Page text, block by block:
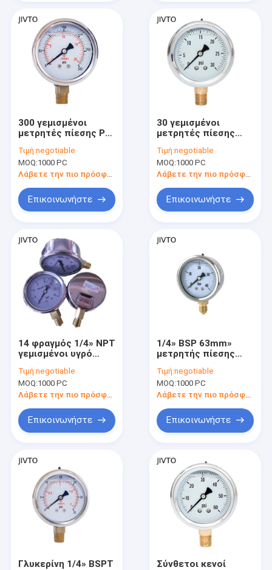
Προϊόντα
Περίπου εμείς
Γύρος εργοστασίων
Ζητήστε ένα απόσπασμα
Διαφορική συσκευή αποστολής σημάτων πίεσης
Βαλβίδα σφαίρας
Πολλαπλή βαλβίδα οργάνων
300 γεμισμένοι
μετρητές πίεσης PSI
Τιμή:negotiable
MOQ:1000 PC
Λάβετε την πιο πρόσφατη τιμή
Επικοινωνήστε
30 γεμισμένοι
μετρητές πίεσης
υγρό
Τιμή:negotiable
MOQ:1000 PC
Λάβετε την πιο πρόσφατη τιμή
Επικοινωνήστε
14 φραγμός 1/4» NPT
γεμισμένοι υγρό
ODM μετρητών
πίεσης ίντσας
Τιμή:negotiable
MOQ:1000 PC
Λάβετε την πιο πρόσφατη τιμή
Επικοινωνήστε
1/4» BSP 63mm»
μετρητής πίεσης
περίπτωση
ανοξείδωτου
φραγμών
Τιμή:negotiable
MOQ:1000 PC
Λάβετε την πιο πρόσφατη τιμή
Επικοινωνήστε
Γλυκερίνη 1/4» BSPT
Σύνθετοι κενοί